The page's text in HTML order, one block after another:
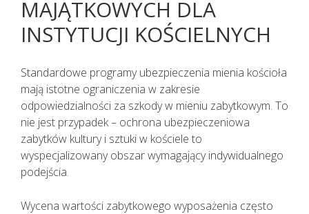
MAJĄTKOWYCH DLA
INSTYTUCJI KOŚCIELNYCH
Standardowe programy ubezpieczenia mienia kościoła
mają istotne ograniczenia w zakresie
odpowiedzialności za szkody w mieniu zabytkowym. To
nie jest przypadek – ochrona ubezpieczeniowa
zabytków kultury i sztuki w kościele to
wyspecjalizowany obszar wymagający indywidualnego
podejścia.
Wycena wartości zabytkowego wyposażenia często